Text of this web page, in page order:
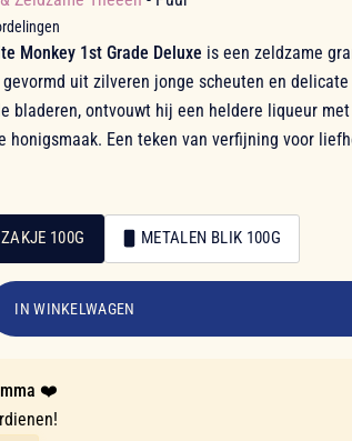
Monkey 1st Grade Deluxe is een zeldzame
uit zilveren jonge scheuten en delicate
bladeren, ontvouwt hij een heldere liqueur
honigsmaak. Een teken van verfijning voor
100G METALEN BLIK 100G
IN WINKELWAGEN
❤️